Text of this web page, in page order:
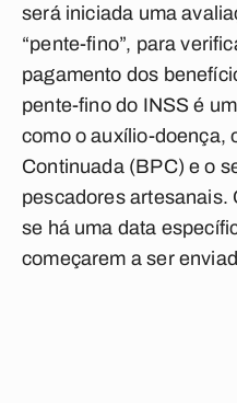
será iniciada uma
“pente-fino”, para
pagamento dos
pente-fino do INSS é
como o auxílio-doença,
Continuada (BPC) e o
pescadores artesanais.
se há uma data
começarem a ser